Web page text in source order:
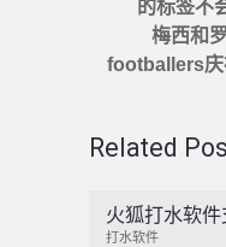
的标签不
梅西和
footballers庆
Related
火狐打水软
打水软件